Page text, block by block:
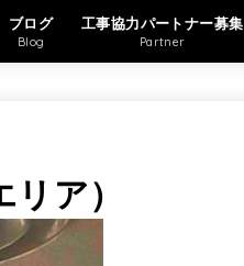
ブログ
Blog
工事協力パートナー募集
Partner
ア）